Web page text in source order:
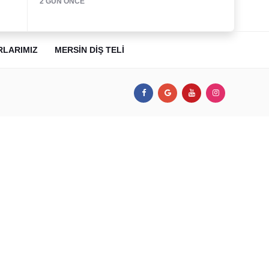
MERSIN DIŞ TELI